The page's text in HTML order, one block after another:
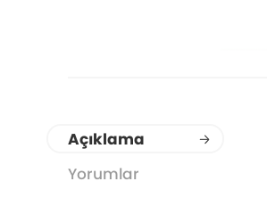
Açıklama
Yorumlar